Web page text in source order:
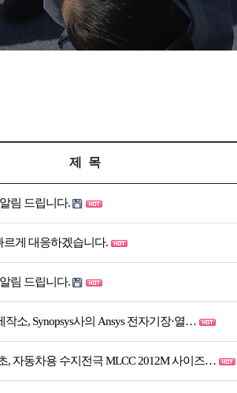
제 목
림 드립니다.
르게 대응하겠습니다.
림 드립니다.
소, Synopsys사의 Ansys 전자기장·열…
, 자동차용 수지전극 MLCC 2012M 사이즈…